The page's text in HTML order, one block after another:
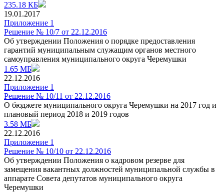
235.18 КБ
19.01.2017
Приложение 1
Решение № 10/7 от 22.12.2016
Об утверждении Положения о порядке предоставления
гарантий муниципальным служащим органов местного
самоуправления муниципального округа Черемушки
1.65 МБ
22.12.2016
Приложение 1
Решение № 10/11 от 22.12.2016
О бюджете муниципального округа Черемушки на 2017 год и
плановый период 2018 и 2019 годов
3.58 МБ
22.12.2016
Приложение 1
Решение № 10/10 от 22.12.2016
Об утверждении Положения о кадровом резерве для
замещения вакантных должностей муниципальной службы в
аппарате Совета депутатов муниципального округа
Черемушки